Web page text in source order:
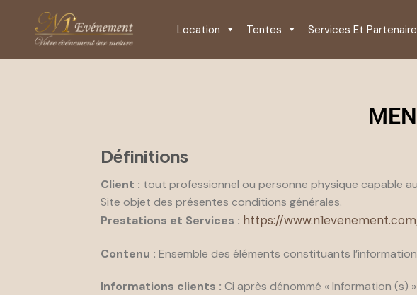
Location Tentes Services Et
Définitions
Client : tout professionnel ou personne physique capable
Site objet des présentes conditions générales.
Prestations et Services : https://
Contenu : Ensemble des éléments constituants
Informations clients : Ci après dénommé « Information (s)